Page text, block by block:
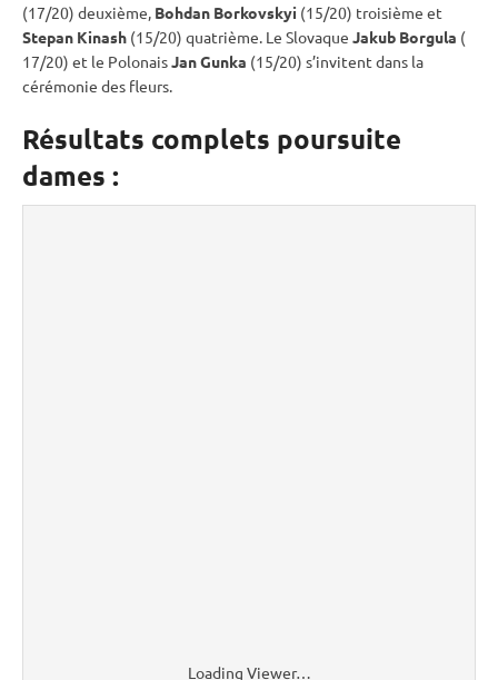
(17/20) deuxième, Bohdan Borkovskyi (15/20) troisième et
Stepan Kinash (15/20) quatrième. Le Slovaque Jakub Borgula (
17/20) et le PolonaisJan Gunka (15/20) s’invitent dans la
cérémonie des fleurs.
Résultats complets poursuite
dames :
Loading Viewer…